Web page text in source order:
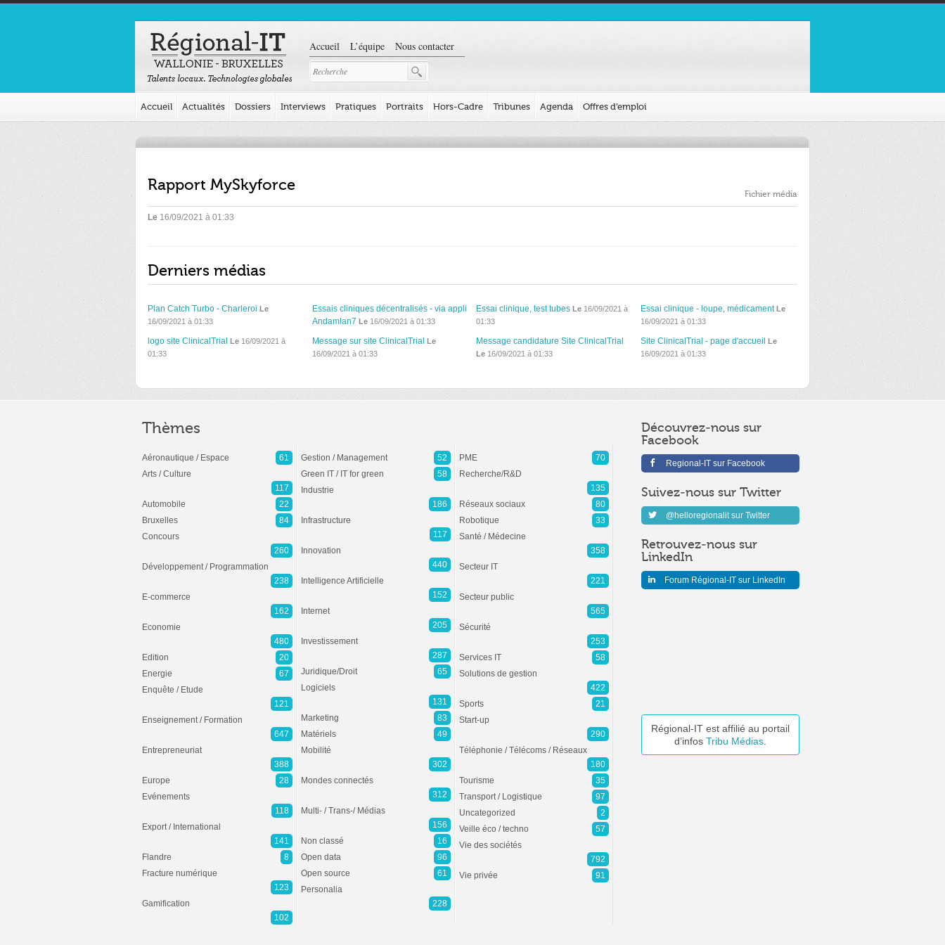
Accueil L’équipe Nous contacter
Accueil Actualités Dossiers Interviews Pratiques Portraits Hors-Cadre Tribunes Agenda Offres d’emploi
Rapport MySkyforce Fichier média
Le 16/09/2021 à 01:33
Derniers médias
Plan Catch Turbo - Charleroi Le
16/09/2021 à 01:33
Essais cliniques décentralisés - via appli
Andamlan7 Le16/09/2021 à 01:33
Essai clinique, test tubes Le 16/09/2021 à
01:33
Essai clinique - loupe, médicament Le
16/09/2021 à 01:33
logo site ClinicalTrial Le 16/09/2021 à
01:33
Message sur site ClinicalTrial Le
16/09/2021 à 01:33
Message candidature Site ClinicalTrial
Le 16/09/2021 à 01:33
Site ClinicalTrial - page d'accueil Le
16/09/2021 à 01:33
Découvrez-nous sur
Facebook
Regional-IT sur Facebook
Suivez-nous sur Twitter
@helloregionalit sur Twitter
Retrouvez-nous sur
LinkedIn
Forum Régional-IT sur LinkedIn
Régional-IT est affilié au portail
d’infos Tribu Médias
Thèmes
Aéronautique / Espace
61
Arts / Culture
117
Automobile
22
Bruxelles
84
Concours
260
Développement / Programmation
238
E-commerce
162
Economie
480
Edition
20
Energie
67
Enquête / Etude
121
Enseignement / Formation
647
Entrepreneuriat
388
Europe
28
Evénements
118
Export / International
141
Flandre
8
Fracture numérique
123
Gamification
102
Gestion / Management
52
Green IT / IT for green
58
Industrie
186
Infrastructure
117
Innovation
440
Intelligence Artificielle
152
Internet
205
Investissement
287
Juridique/Droit
65
Logiciels
131
Marketing
83
Matériels
49
Mobilité
302
Mondes connectés
312
Multi- / Trans-/ Médias
156
Non classé
16
Open data
96
Open source
61
Personalia
228
PME
70
Recherche/R&D
135
Réseaux sociaux
80
Robotique
33
Santé / Médecine
358
Secteur IT
221
Secteur public
565
Sécurité
253
Services IT
58
Solutions de gestion
422
Sports
21
Start-up
290
Téléphonie / Télécoms / Réseaux
180
Tourisme
35
Transport / Logistique
97
Uncategorized
2
Veille éco / techno
57
Vie des sociétés
792
Vie privée
91